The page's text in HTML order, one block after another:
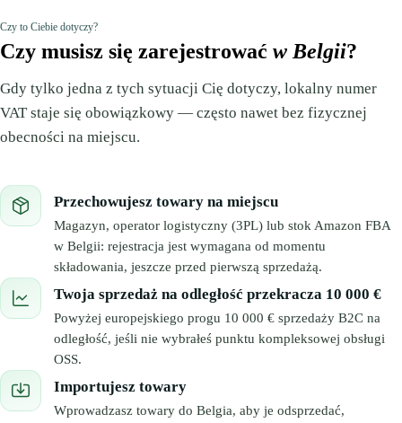
🇸🇮
🇸🇪 Szwecja
Wielka Brytania
🇮🇹 Włochy
Przedstawiciel podatkowy Amazon z Eurofiscalis
🇸🇰 Słowacja
🇨🇭 Szwajcaria
🇬🇧 Wielka Brytania
🇮🇹 Włochy
Czy to Ciebie dotyczy?
Czy musisz się zarejestrować w Belgii?
Gdy tylko jedna z tych sytuacji Cię dotyczy, lokalny numer
VAT staje się obowiązkowy — często nawet bez fizycznej
obecności na miejscu.
Przechowujesz towary na miejscu
Magazyn, operator logistyczny (3PL) lub stok Amazon FBA
w Belgii: rejestracja jest wymagana od momentu
składowania, jeszcze przed pierwszą sprzedażą.
Twoja sprzedaż na odległość przekracza 10 000 €
Powyżej europejskiego progu 10 000 € sprzedaży B2C na
odległość, jeśli nie wybrałeś punktu kompleksowej obsługi
OSS.
Importujesz towary
Wprowadzasz towary do Belgia, aby je odsprzedać,